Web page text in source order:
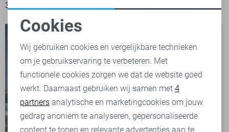
39,99
Noodzakelijke cookies
Personalisatie cookies
Analytische cookies
Marketing cookies
Cookies
Wij gebruiken cookies en vergelijkbare technieken
om je gebruikservaring te verbeteren. Met
functionele cookies zorgen we dat de website goed
werkt. Daarnaast gebruiken wij samen met 4
partners analytische en marketingcookies om jouw
gedrag anoniem te analyseren, gepersonaliseerde
content te tonen en relevante advertenties aan te